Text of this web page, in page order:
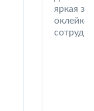
яркая
оклейке